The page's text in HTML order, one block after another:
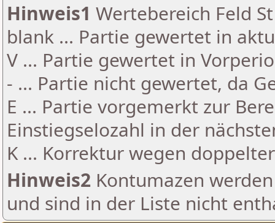
Hinweis1 Wertebereich Feld
blank ... Partie gewertet in
V ... Partie gewertet in
- ... Partie nicht gewertet, da
E ... Partie vorgemerkt zur
Einstiegselozahl in der
K ... Korrektur wegen
Hinweis2 Kontumazen
und sind in der Liste nicht